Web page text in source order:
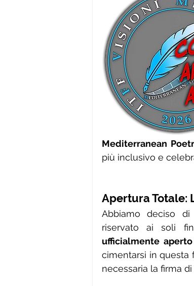
Mediterranean
più inclusivo e
Apertura Totale:
Abbiamo deciso
riservato ai soli
ufficialmente
cimentarsi in questa
necessaria la firma